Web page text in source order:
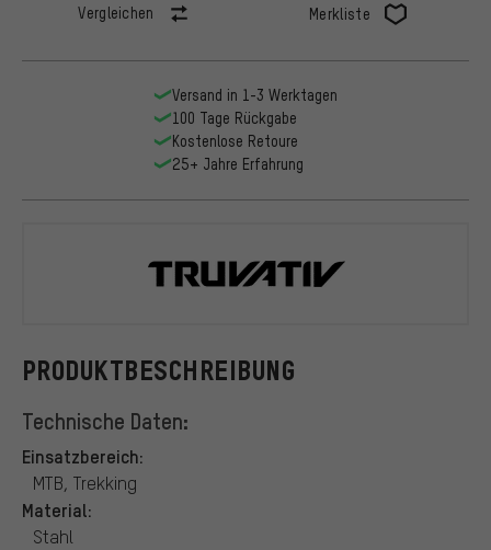
Vergleichen Merkliste
PRODUKTBESCHREIBUNG
Technische Daten:
Einsatzbereich:
MTB, Trekking
Material:
Stahl
Versand in 1-3 Werktagen
100 Tage Rückgabe
Kostenlose Retoure
25+ Jahre Erfahrung